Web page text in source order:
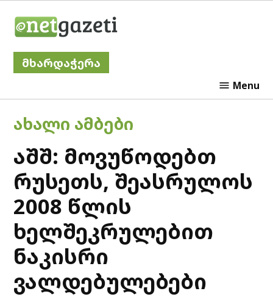
მხარდაჭერა
Menu
POSTED
IN
ᲐᲮᲐᲚᲘ ᲐᲛᲑᲔᲑᲘ
აშშ: მოვუწოდებთ
რუსეთს, შეასრულოს
2008 წლის
ხელშეკრულებით
ნაკისრი
ვალდებულებები